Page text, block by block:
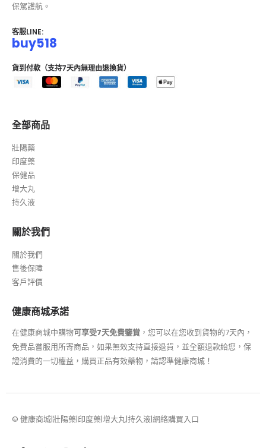
保駕護航。
客服LINE:
buy518
貨到付款（支持7天內無理由退換貨）
全部商品
壯陽藥
印度藥
保健品
增大丸
持久液
關於我們
關於我們
售後保障
客戶評價
健康商城承諾
在健康商城中購物可享受7天免費鑒賞 ，您可以在您收到貨物的7天內，
免費品嘗服用所寄商品，如果無效支持直接退貨，並全額退款給您，保
證消費的一切權益，購買正品有效藥物，請認準健康商城！
© 健康商城|壯陽藥|印度藥|增大丸|持久液|網絡購買入口